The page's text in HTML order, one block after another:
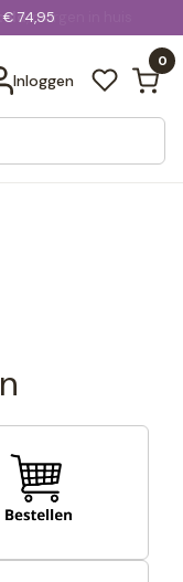
74,95
Inloggen
0
alle resultaten